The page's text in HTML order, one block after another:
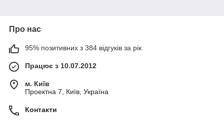
Про нас
95% позитивних з 384 відгуків за рік
Працює з 10.07.2012
м. Київ
Проектна 7, Київ, Україна
Контакти